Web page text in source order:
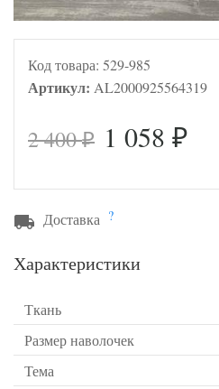
Код товара: 529-985
Артикул: AL2000925564319
2 400₽ 1 058 ₽
Доставка ?
Характеристики
Ткань
Размер наволочек
Тема